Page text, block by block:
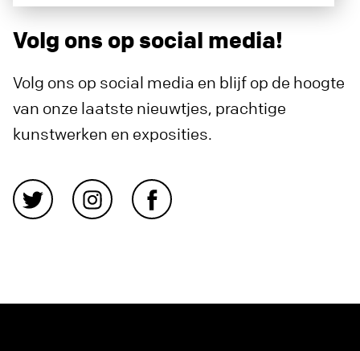
Volg ons op social media!
Volg ons op social media en blijf op de hoogte
van onze laatste nieuwtjes, prachtige
kunstwerken en exposities.